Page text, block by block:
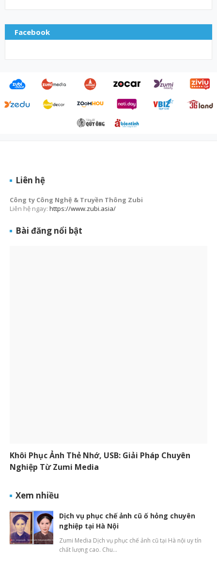
Facebook
Liên hệ
Công ty Công Nghệ & Truyền Thông Zubi
Liên hệ ngay: https://www.zubi.asia/
Bài đăng nổi bật
Khôi Phục Ảnh Thẻ Nhớ, USB: Giải Pháp Chuyên
Nghiệp Từ Zumi Media
Xem nhiều
Dịch vụ phục chế ảnh cũ ố hỏng chuyên
nghiệp tại Hà Nội
Zumi Media Dịch vụ phục chế ảnh cũ tại Hà nội uy tín
chất lượng cao. Chu…